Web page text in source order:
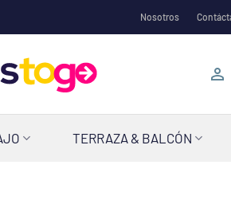
Nosotros
TERRAZA & BALCÓN